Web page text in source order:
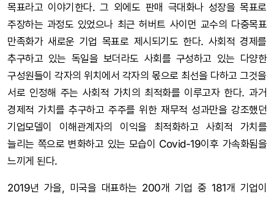
목표라고 이야기한다. 그 외에도 판매 극대화나 성장을 목표로
주장하는 과정도 있었으나 최근 허버트 사이먼 교수의 다중목표
만족화가 새로운 기업 목표로 제시되기도 한다. 사회적 경제를
추구하고 있는 독일을 보더라도 사회를 구성하고 있는 다양한
구성원들이 각자의 위치에서 각자의 몫으로 최선을 다하고 그것을
서로 인정해 주는 사회적 가치의 최적화를 이루고자 한다. 과거
경제적 가치를 추구하고 주주를 위한 재무적 성과만을 강조했던
기업모델이 이해관계자의 이익을 최적화하고 사회적 가치를
늘리는 쪽으로 변화하고 있는 모습이 Covid-19이후 가속화됨을
느끼게 된다.
2019년 가을, 미국을 대표하는 200개 기업 중 181개 기업이